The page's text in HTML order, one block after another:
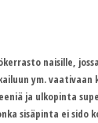
naisille,
ym. vaativaan
ja ulkopinta
sisäpinta ei